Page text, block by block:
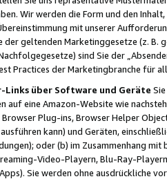
Wir werden die Form und den
mit unserer
der geltenden Marketinggesetze (z. B.
sind Sie der
Practices der Marketingbranche für
über Software und Geräte
auf eine Amazon-Website wie
Plug-ins, Browser Helper
kann) und Geräten,
oder (b) im Zusammenhang
Video-Playern, Blu-Ray-
Sie werden ohne ausdrückliche